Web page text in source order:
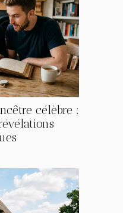
célèbre :